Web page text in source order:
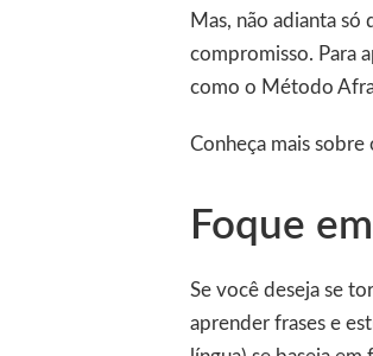
Mas, não adianta só
compromisso. Para
como o Método
Conheça mais sobre
Foque
Se você deseja se
aprender frases e